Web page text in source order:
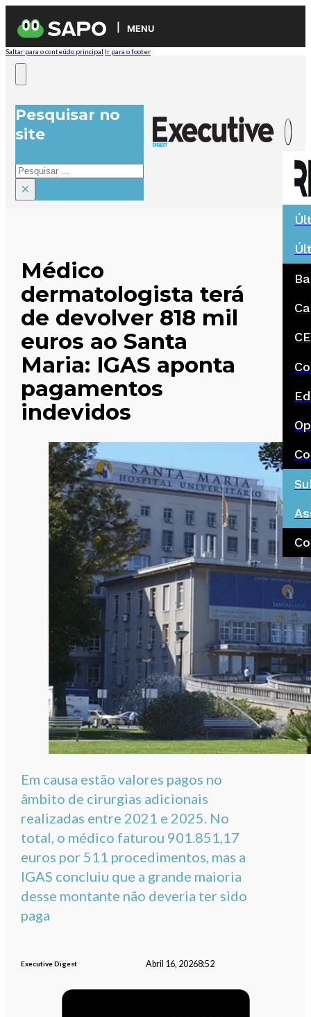
MENU
Saltar para o conteúdo principal Ir para o footer
Pesquisar no
site
Pesquisar
×
Médico
dermatologista terá
de devolver 818 mil
euros ao Santa
Maria: IGAS aponta
pagamentos
indevidos
Em causa estão valores pagos no
âmbito de cirurgias adicionais
realizadas entre 2021 e 2025. No
total, o médico faturou 901.851,17
euros por 511 procedimentos, mas a
IGAS concluiu que a grande maioria
desse montante não deveria ter sido
paga
Executive Digest Abril 16, 20268:52